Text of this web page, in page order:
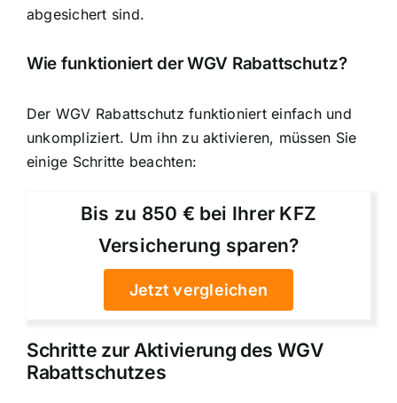
abgesichert sind.
Wie funktioniert der WGV Rabattschutz?
Der WGV Rabattschutz funktioniert einfach und
unkompliziert. Um ihn zu aktivieren, müssen Sie
einige Schritte beachten:
Bis zu 850 € bei Ihrer KFZ
Versicherung sparen?
Jetzt vergleichen
Schritte zur Aktivierung des WGV
Rabattschutzes